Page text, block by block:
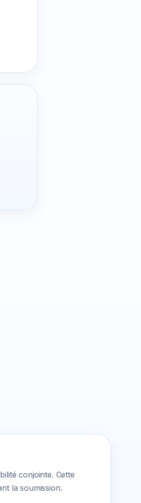
conjointe. Cette
la soumission.